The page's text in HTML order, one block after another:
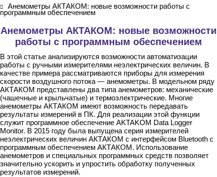
Анемометры АКТАКОМ: новые возможности работы с
программным обеспечением
Анемометры АКТАКОМ: новые возможности
работы с программным обеспечением
В этой статье анализируются возможности автоматизации
работы с ручными измерителями неэлектрических величин. В
качестве примера рассматриваются приборы для измерения
скорости воздушного потока — анемометры. В модельном ряду
АКТАКОМ представлены два типа анемометров: механические
(чашечные и крыльчатые) и термоэлектрические. Многие
анемометры АКТАКОМ имеют возможность передавать
результаты измерений в ПК. Для реализации этой функции
служит программное обеспечение AKTAKOM Data Logger
Monitor. В 2015 году была выпущена серия измерителей
неэлектрических величин АКТАКОМ с интерфейсом Bluetooth с
программным обеспечением АКТАКОМ. Использование
анемометров и специальных программных средств позволяет
значительно ускорить и упростить обработку полученных
результатов измерений.